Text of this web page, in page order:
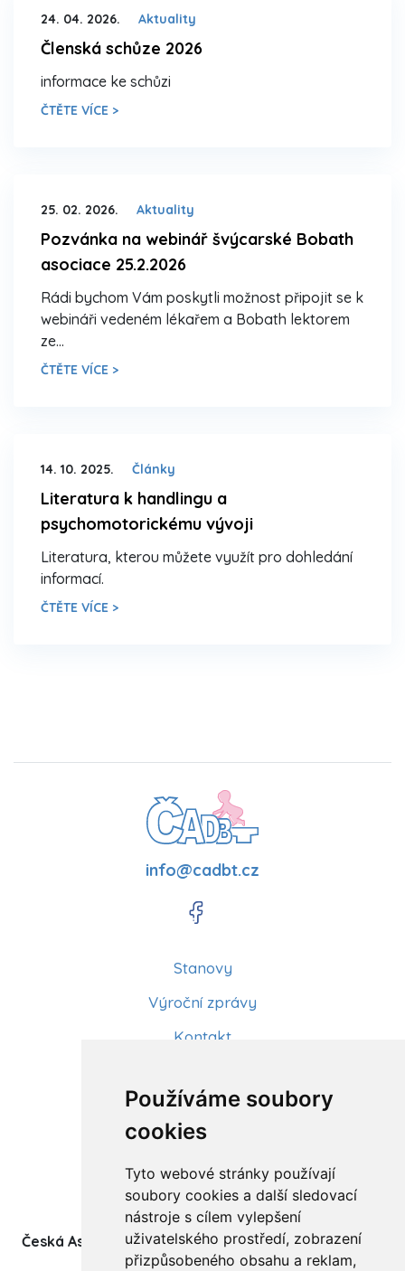
Používáme soubory
cookies
Tyto webové stránky používají
soubory cookies a další sledovací
nástroje s cílem vylepšení
uživatelského prostředí, zobrazení
přizpůsobeného obsahu a reklam,
24. 04. 2026. Aktuality
Členská schůze 2026
informace ke schůzi
ČTĚTE VÍCE >
25. 02. 2026. Aktuality
Pozvánka na webinář švýcarské Bobath
asociace 25.2.2026
Rádi bychom Vám poskytli možnost připojit se k
webináři vedeném lékařem a Bobath lektorem
ze…
ČTĚTE VÍCE >
14. 10. 2025. Články
Literatura k handlingu a
psychomotorickému vývoji
Literatura, kterou můžete využít pro dohledání
informací.
ČTĚTE VÍCE >
info@cadbt.cz
Stanovy
Výroční zprávy
Kontakt
Články
Kurzy a workshopy
Sídlo ČADBT
Česká Asociace Dětských Bobath Terapeutů spolek